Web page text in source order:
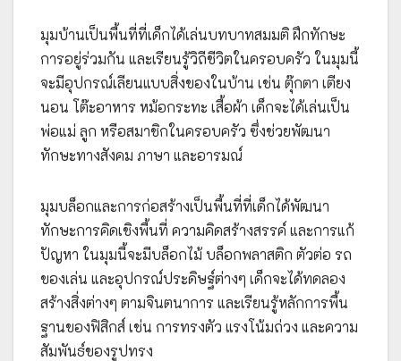
มุมบ้านเป็นพื้นที่ที่เด็กได้เล่นบทบาทสมมติ ฝึกทักษะ
การอยู่ร่วมกัน และเรียนรู้วิถีชีวิตในครอบครัว ในมุมนี้
จะมีอุปกรณ์เลียนแบบสิ่งของในบ้าน เช่น ตุ๊กตา เตียง
นอน โต๊ะอาหาร หม้อกระทะ เสื้อผ้า เด็กจะได้เล่นเป็น
พ่อแม่ ลูก หรือสมาชิกในครอบครัว ซึ่งช่วยพัฒนา
ทักษะทางสังคม ภาษา และอารมณ์
มุมบล็อกและการก่อสร้างเป็นพื้นที่ที่เด็กได้พัฒนา
ทักษะการคิดเชิงพื้นที่ ความคิดสร้างสรรค์ และการแก้
ปัญหา ในมุมนี้จะมีบล็อกไม้ บล็อกพลาสติก ตัวต่อ รถ
ของเล่น และอุปกรณ์ประดิษฐ์ต่างๆ เด็กจะได้ทดลอง
สร้างสิ่งต่างๆ ตามจินตนาการ และเรียนรู้หลักการพื้น
ฐานของฟิสิกส์ เช่น การทรงตัว แรงโน้มถ่วง และความ
สัมพันธ์ของรูปทรง